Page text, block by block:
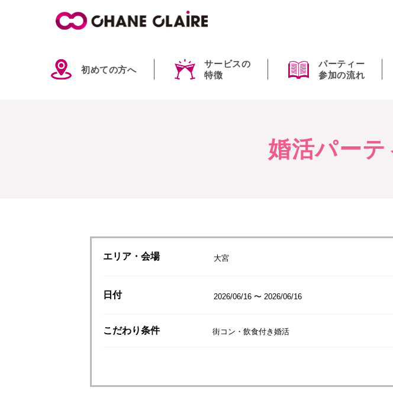
初めての方へ
サービスの
特徴
パーティー
参加の流れ
婚活パー
エリア・会場 大宮
日付 2026/06/16 〜 2026/06/16
こだわり条件 街コン・飲食付き婚活